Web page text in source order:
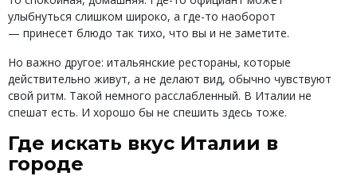
улыбнуться слишком широко, а где-то наоборот
— принесет блюдо так тихо, что вы и не заметите.
Но важно другое: итальянские рестораны, которые
действительно живут, а не делают вид, обычно чувствуют
свой ритм. Такой немного расслабленный. В Италии не
спешат есть. И хорошо бы не спешить здесь тоже.
Где искать вкус Италии в
городе